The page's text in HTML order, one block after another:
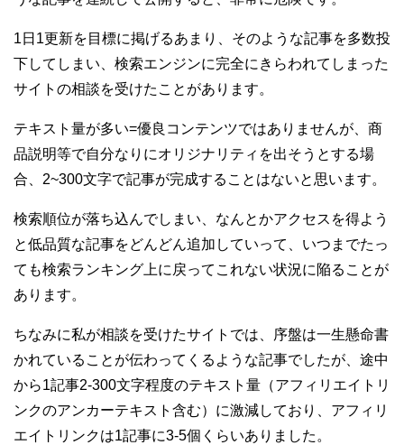
1日1更新を目標に掲げるあまり、そのような記事を多数投
下してしまい、検索エンジンに完全にきらわれてしまった
サイトの相談を受けたことがあります。
テキスト量が多い=優良コンテンツではありませんが、商
品説明等で自分なりにオリジナリティを出そうとする場
合、2~300文字で記事が完成することはないと思います。
検索順位が落ち込んでしまい、なんとかアクセスを得よう
と低品質な記事をどんどん追加していって、いつまでたっ
ても検索ランキング上に戻ってこれない状況に陥ることが
あります。
ちなみに私が相談を受けたサイトでは、序盤は一生懸命書
かれていることが伝わってくるような記事でしたが、途中
から1記事2-300文字程度のテキスト量（アフィリエイトリ
ンクのアンカーテキスト含む）に激減しており、アフィリ
エイトリンクは1記事に3-5個くらいありました。